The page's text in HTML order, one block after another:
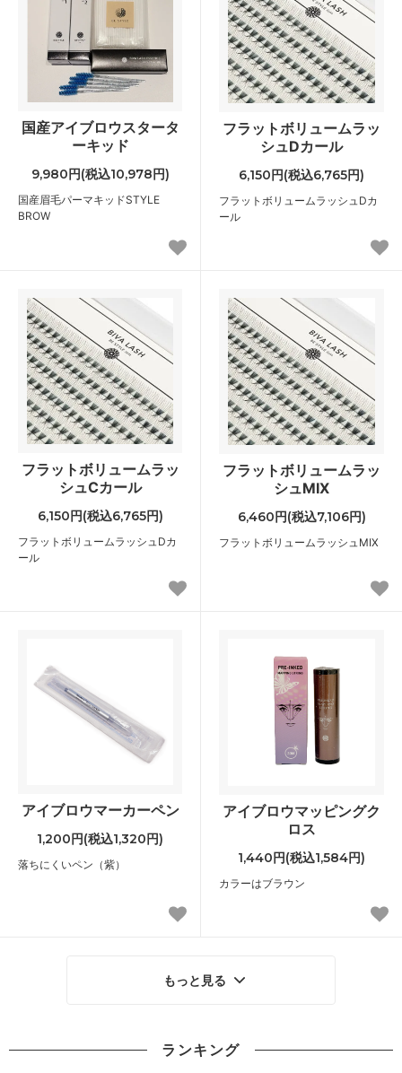
国産アイブロウスタータ
ーキッド
9,980円(税込10,978円)
国産眉毛パーマキッドSTYLE
BROW
フラットボリュームラッ
シュDカール
6,150円(税込6,765円)
フラットボリュームラッシュDカ
ール
フラットボリュームラッ
シュCカール
6,150円(税込6,765円)
フラットボリュームラッシュDカ
ール
フラットボリュームラッ
シュMIX
6,460円(税込7,106円)
フラットボリュームラッシュMIX
アイブロウマーカーペン
1,200円(税込1,320円)
落ちにくいペン（紫）
アイブロウマッピングク
ロス
1,440円(税込1,584円)
カラーはブラウン
もっと見る
ランキング